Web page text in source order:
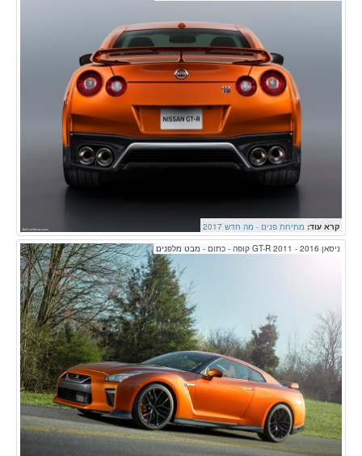
קרא עוד: מתיחת פנים - מה חדש 2017
ניסאן GT-R 2011 - 2016 קופה - כתום - מבט מלפנים